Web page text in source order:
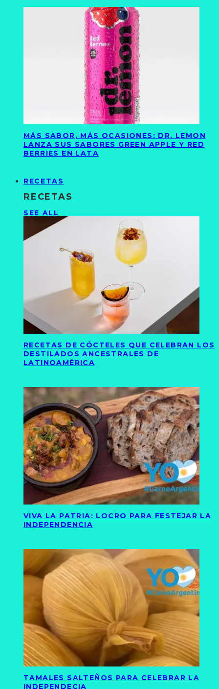
MÁS SABOR, MÁS OCASIONES: DR. LEMON
LANZA SUS SABORES GREEN APPLE Y RED
BERRIES EN LATA
RECETAS
RECETAS
SEE ALL
RECETAS DE CÓCTELES QUE CELEBRAN LOS
DESTILADOS ANCESTRALES DE
LATINOAMÉRICA
VIVA LA PATRIA: LOCRO PARA FESTEJAR LA
INDEPENDENCIA
TAMALES SALTEÑOS PARA CELEBRAR LA
INDEPENDECIA